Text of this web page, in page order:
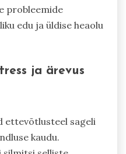
probleemide
edu ja üldise heaolu
ja ärevus
ettevõtlusteel sageli
kaudu.